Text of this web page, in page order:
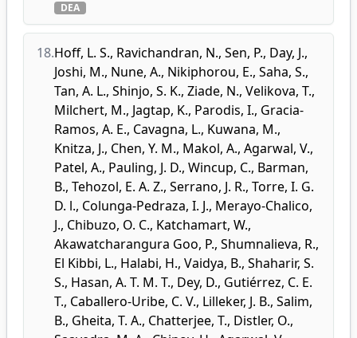
DEA
18.Hoff, L. S., Ravichandran, N., Sen, P., Day, J.,
Joshi, M., Nune, A., Nikiphorou, E., Saha, S.,
Tan, A. L., Shinjo, S. K., Ziade, N., Velikova, T.,
Milchert, M., Jagtap, K., Parodis, I., Gracia-
Ramos, A. E., Cavagna, L., Kuwana, M.,
Knitza, J., Chen, Y. M., Makol, A., Agarwal, V.,
Patel, A., Pauling, J. D., Wincup, C., Barman,
B., Tehozol, E. A. Z., Serrano, J. R., Torre, I. G.
D. l., Colunga-Pedraza, I. J., Merayo-Chalico,
J., Chibuzo, O. C., Katchamart, W.,
Akawatcharangura Goo, P., Shumnalieva, R.,
El Kibbi, L., Halabi, H., Vaidya, B., Shaharir, S.
S., Hasan, A. T. M. T., Dey, D., Gutiérrez, C. E.
T., Caballero-Uribe, C. V., Lilleker, J. B., Salim,
B., Gheita, T. A., Chatterjee, T., Distler, O.,